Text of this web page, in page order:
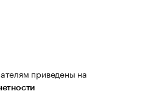
приведены на